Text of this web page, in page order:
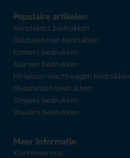
Populaire artikelen
Aanstekers bedrukken
Dobbelstenen bedrukken
Emmers bedrukken
Kaarsen bedrukken
Miniatuur vrachtwagen bedrukken
Muismatten bedrukken
Slingers bedrukken
Waaiers bedrukken
Meer informatie
Klantenservice